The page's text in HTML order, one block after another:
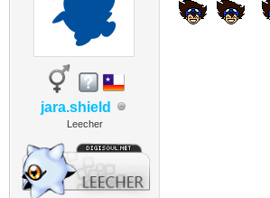
jara.shield
Leecher